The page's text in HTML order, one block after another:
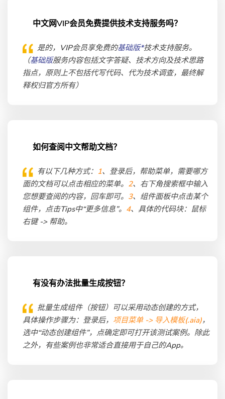
中文网VIP会员免费提供技术支持服务吗？
是的，VIP会员享免费的基础版*技术支持服务。
（基础版服务内容包括文字答疑、技术方向及技术思路
指点，原则上不包括代写代码、代为技术调查，最终解
释权归官方所有）
如何查阅中文帮助文档？
有以下几种方式： 1、登录后，帮助菜单，需要哪方
面的文档可以点击相应的菜单。 2、右下角搜索框中输入
您想要查阅的内容，回车即可。 3、组件面板中点击某个
组件，点击Tips中“更多信息”。 4、具体的代码块：鼠标
右键 -> 帮助。
有没有办法批量生成按钮？
批量生成组件（按钮）可以采用动态创建的方式，
具体操作步骤为：登录后， 项目菜单 -> 导入模板(.aia)，
选中“动态创建组件”，点确定即可打开该测试案例。除此
之外，有些案例也非常适合直接用于自己的App。